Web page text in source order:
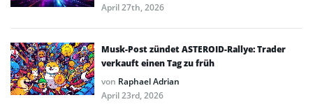
April 27th, 2026
Musk-Post zündet ASTEROID-Rallye: Trader
verkauft einen Tag zu früh
von Raphael Adrian
April 23rd, 2026